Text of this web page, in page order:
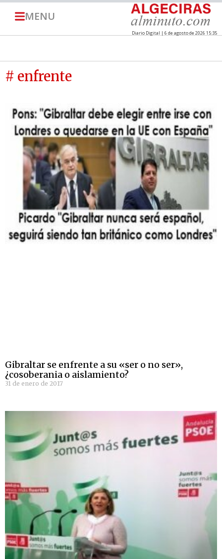
MENU
Diario Digital | 6 de agosto de 2026 15:35
# enfrente
Gibraltar se enfrente a su «ser o no ser»,
¿cosoberania o aislamiento?
31 de enero de 2017